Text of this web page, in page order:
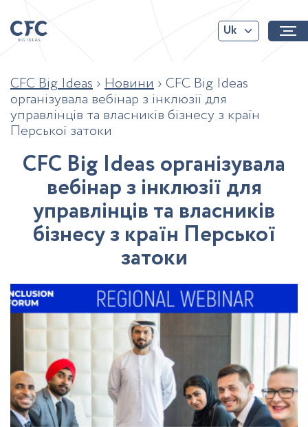
Uk
CFC Big Ideas › Новини › CFC Big Ideas
організувала вебінар з інклюзії для
управлінців та власників бізнесу з країн
Перської затоки
CFC Big Ideasорганізувала
вебінарз інклюзіїдля
управлінцівта власників
бізнесуз країн Перської
затоки